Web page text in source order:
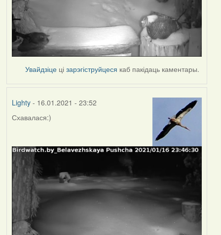
Увайдзіце цізарэгіструйцеся каб пакідаць каментары.
Lighty- 16.01.2021 - 23:52
Схавалася:)